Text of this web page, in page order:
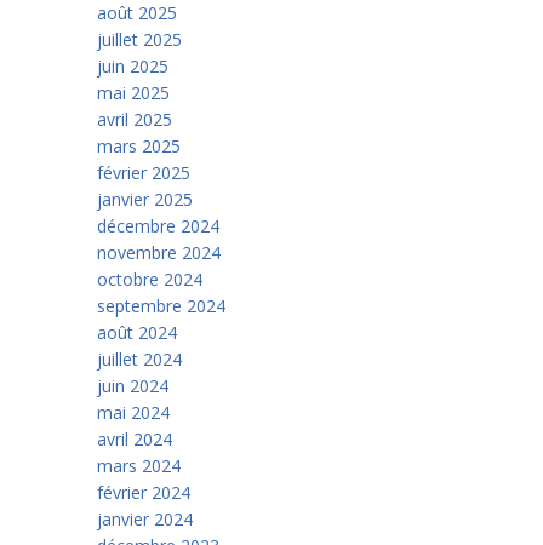
août 2025
juillet 2025
juin 2025
mai 2025
avril 2025
mars 2025
février 2025
janvier 2025
décembre 2024
novembre 2024
octobre 2024
septembre 2024
août 2024
juillet 2024
juin 2024
mai 2024
avril 2024
mars 2024
février 2024
janvier 2024